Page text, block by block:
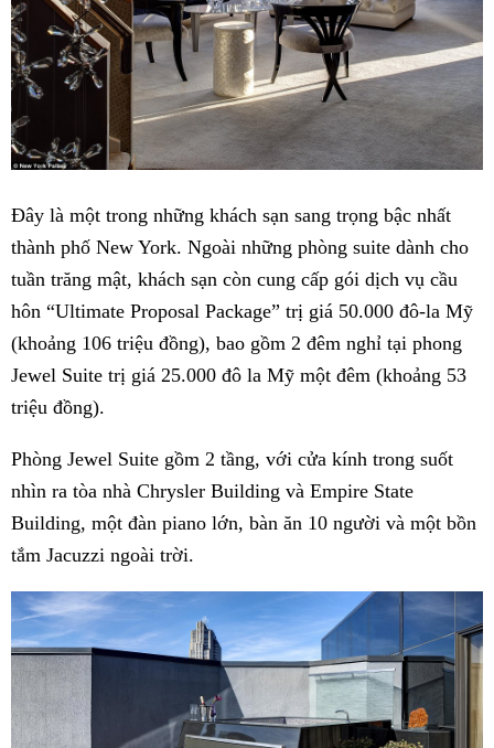
Đây là một trong những khách sạn sang trọng bậc nhất
thành phố New York. Ngoài những phòng suite dành cho
tuần trăng mật, khách sạn còn cung cấp gói dịch vụ cầu
hôn “Ultimate Proposal Package” trị giá 50.000 đô-la Mỹ
(khoảng 106 triệu đồng), bao gồm 2 đêm nghỉ tại phong
Jewel Suite trị giá 25.000 đô la Mỹ một đêm (khoảng 53
triệu đồng).
Phòng Jewel Suite gồm 2 tầng, với cửa kính trong suốt
nhìn ra tòa nhà Chrysler Building và Empire State
Building, một đàn piano lớn, bàn ăn 10 người và một bồn
tắm Jacuzzi ngoài trời.